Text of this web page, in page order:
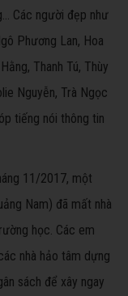
Các người đẹp như
Phương Lan, Hoa
Thanh Tú, Thùy
Nguyễn, Trà Ngọc
tiếng nói thông tin
11/2017, một
Nam) đã mất nhà
học. Các em
nhà hảo tâm dựng
sách để xây ngay